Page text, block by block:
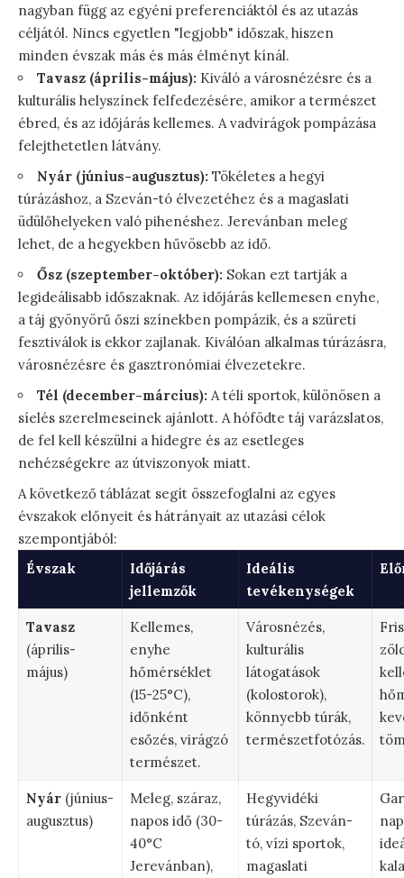
nagyban függ az egyéni preferenciáktól és az utazás
céljától. Nincs egyetlen "legjobb" időszak, hiszen
minden évszak más és más élményt kínál.
Tavasz (április-május): Kiváló a városnézésre és a
kulturális helyszínek felfedezésére, amikor a természet
ébred, és az időjárás kellemes. A vadvirágok pompázása
felejthetetlen látvány.
Nyár (június-augusztus): Tökéletes a hegyi
túrázáshoz, a Szeván-tó élvezetéhez és a magaslati
üdülőhelyeken való pihenéshez. Jerevánban meleg
lehet, de a hegyekben hűvösebb az idő.
Ősz (szeptember-október): Sokan ezt tartják a
legideálisabb időszaknak. Az időjárás kellemesen enyhe,
a táj gyönyörű őszi színekben pompázik, és a szüreti
fesztiválok is ekkor zajlanak. Kiválóan alkalmas túrázásra,
városnézésre és gasztronómiai élvezetekre.
Tél (december-március): A téli sportok, különösen a
síelés szerelmeseinek ajánlott. A hófödte táj varázslatos,
de fel kell készülni a hidegre és az esetleges
nehézségekre az útviszonyok miatt.
A következő táblázat segít összefoglalni az egyes
évszakok előnyeit és hátrányait az utazási célok
szempontjából:
Évszak
Időjárás
jellemzők
Ideális
tevékenységek
Tavasz
(április-
május)
Kellemes,
enyhe
hőmérséklet
(15-25°C),
időnként
esőzés, virágzó
természet.
Városnézés,
kulturális
látogatások
(kolostorok),
könnyebb túrák,
természetfotózás.
Nyár(június-
augusztus)
Meleg, száraz,
napos idő (30-
40°C
Jerevánban),
Hegyvidéki
túrázás, Szeván-
tó, vízi sportok,
magaslati